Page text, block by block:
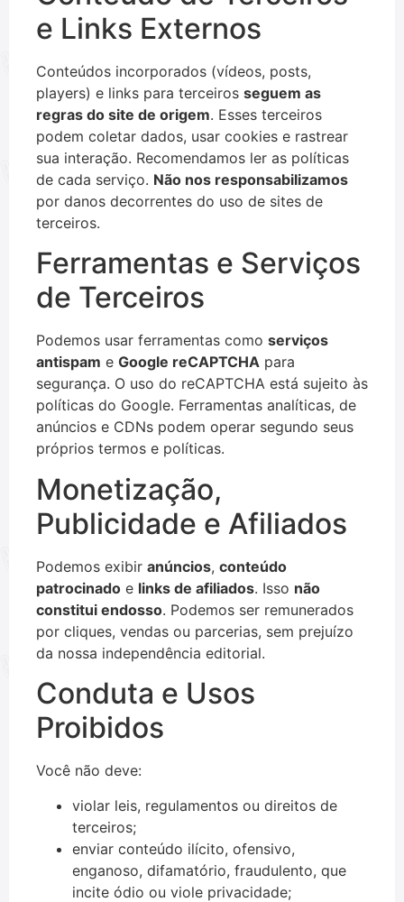
e Links Externos
Conteúdos incorporados (vídeos, posts,
players) e links para terceiros seguem as
regras do site de origem. Esses terceiros
podem coletar dados, usar cookies e rastrear
sua interação. Recomendamos ler as políticas
de cada serviço. Não nos responsabilizamos
por danos decorrentes do uso de sites de
terceiros.
Ferramentas e Serviços
de Terceiros
Podemos usar ferramentas como serviços
antispam e Google reCAPTCHA para
segurança. O uso do reCAPTCHA está sujeito às
políticas do Google. Ferramentas analíticas, de
anúncios e CDNs podem operar segundo seus
próprios termos e políticas.
Monetização,
Publicidade e Afiliados
Podemos exibir anúncios, conteúdo
patrocinado e links de afiliados. Isso não
constitui endosso. Podemos ser remunerados
por cliques, vendas ou parcerias, sem prejuízo
da nossa independência editorial.
Conduta e Usos
Proibidos
Você não deve:
violar leis, regulamentos ou direitos de
terceiros;
enviar conteúdo ilícito, ofensivo,
enganoso, difamatório, fraudulento, que
incite ódio ou viole privacidade;